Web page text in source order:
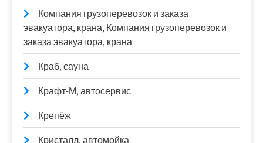
Компания грузоперевозок и заказа
эвакуатора, крана, Компания грузоперевозок и
заказа эвакуатора, крана
Краб, сауна
Крафт-М, автосервис
Крепёж